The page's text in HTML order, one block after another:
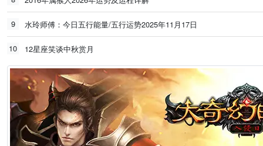
9 水玲师傅：今日五行能量/五行运势2025年11月17日
10 12星座笑谈中秋赏月